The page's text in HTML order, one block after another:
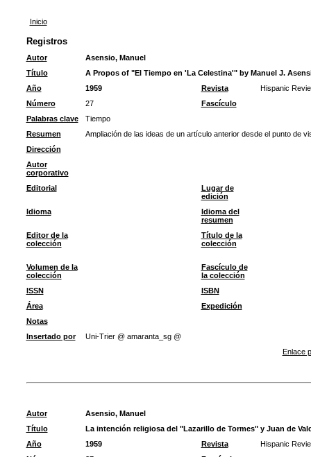
Inicio
Registros
Autor
Asensio, Manuel
Título
A Propos of "El Tiempo en 'La Celestina'" by Manuel J.
Año
1959 Revista
Hispanic
Número
27
Fascículo
Palabras clave
Tiempo
Resumen
Ampliación de las ideas de un artículo anterior desde el punto de
Dirección
Autor
corporativo
Editorial
Lugar de
edición
Idioma
Idioma del
resumen
Editor de la
colección
Título de la
colección
Volumen de la
colección
Fascículo de
la colección
ISSN
ISBN
Área
Expedición
Notas
Insertado por
Uni-Trier @ amaranta_sg @
Enlace
Autor
Asensio, Manuel
Título
La intención religiosa del "Lazarillo de Tormes" y Juan de
Año
1959 Revista
Hispanic